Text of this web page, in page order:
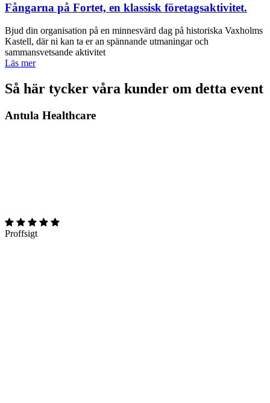
Fångarna på Fortet, en klassisk företagsaktivitet.
Bjud din organisation på en minnesvärd dag på historiska Vaxholms
Kastell, där ni kan ta er an spännande utmaningar och
sammansvetsande aktivitet
Läs mer
Så här tycker våra kunder om detta event
Antula Healthcare
Proffsigt